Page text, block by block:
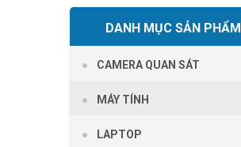
DANH MỤC SẢN PHẨM
CAMERA QUAN SÁT
MÁY TÍNH
LAPTOP